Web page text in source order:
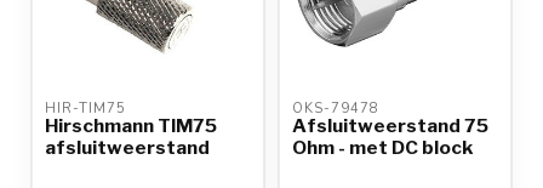
HIR-TIM75
Hirschmann TIM75
afsluitweerstand
OKS-79478
Afsluitweerstand 75
Ohm - met DC block